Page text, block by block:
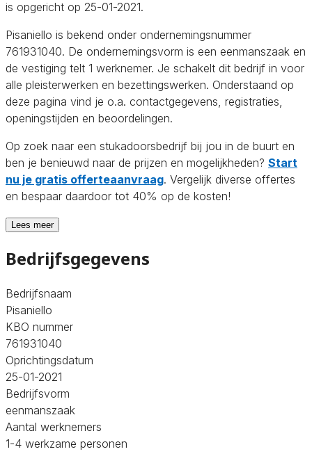
is opgericht op 25-01-2021.
Pisaniello is bekend onder ondernemingsnummer
761931040. De ondernemingsvorm is een eenmanszaak en
de vestiging telt 1 werknemer. Je schakelt dit bedrijf in voor
alle pleisterwerken en bezettingswerken. Onderstaand op
deze pagina vind je o.a. contactgegevens, registraties,
openingstijden en beoordelingen.
Op zoek naar een stukadoorsbedrijf bij jou in de buurt en
ben je benieuwd naar de prijzen en mogelijkheden? Start
nu je gratis offerteaanvraag. Vergelijk diverse offertes
en bespaar daardoor tot 40% op de kosten!
Lees meer
Bedrijfsgegevens
Bedrijfsnaam
Pisaniello
KBO nummer
761931040
Oprichtingsdatum
25-01-2021
Bedrijfsvorm
eenmanszaak
Aantal werknemers
1-4 werkzame personen